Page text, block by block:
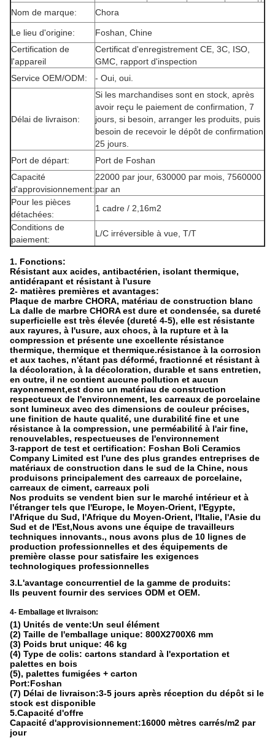
Nom de marque: Chora
Le lieu d'origine:
Foshan, Chine
Certification de
l'appareil
Certificat d'enregistrement CE, 3C, ISO,
GMC, rapport d'inspection
Service OEM/ODM:
- Oui, oui.
Délai de livraison:
Si les marchandises sont en stock, après
avoir reçu le paiement de confirmation, 7
jours, si besoin, arranger les produits, puis
besoin de recevoir le dépôt de confirmation
25 jours.
Port de départ:
Port de Foshan
Capacité
d'approvisionnement:
22000 par jour, 630000 par mois, 7560000
par an
Pour les pièces
détachées:
1 cadre / 2,16m2
Conditions de
paiement:
L/C irréversible à vue, T/T
1. Fonctions:
Résistant aux acides, antibactérien, isolant thermique,
antidérapant et résistant à l'usure
2- matières premières et avantages:
Plaque de marbre CHORA, matériau de construction blanc
La dalle de marbre CHORA est dure et condensée, sa dureté
superficielle est très élevée (dureté 4-5), elle est résistante
aux rayures, à l'usure, aux chocs, à la rupture et à la
compression et présente une excellente résistance
thermique, thermique et thermique.résistance à la corrosion
et aux taches, n'étant pas déformé, fractionné et résistant à
la décoloration, à la décoloration, durable et sans entretien,
en outre, il ne contient aucune pollution et aucun
rayonnement,est donc un matériau de construction
respectueux de l'environnement, les carreaux de porcelaine
sont lumineux avec des dimensions de couleur précises,
une finition de haute qualité, une durabilité fine et une
résistance à la compression, une perméabilité à l'air fine,
renouvelables, respectueuses de l'environnement
3-rapport de test et certification: Foshan Boli Ceramics
Company Limited est l'une des plus grandes entreprises de
matériaux de construction dans le sud de la Chine, nous
produisons principalement des carreaux de porcelaine,
carreaux de ciment, carreaux poli
Nos produits se vendent bien sur le marché intérieur et à
l'étranger tels que l'Europe, le Moyen-Orient, l'Egypte,
l'Afrique du Sud, l'Afrique du Moyen-Orient, l'Italie, l'Asie du
Sud et de l'Est,Nous avons une équipe de travailleurs
techniques innovants., nous avons plus de 10 lignes de
production professionnelles et des équipements de
première classe pour satisfaire les exigences
technologiques professionnelles
3.L'avantage concurrentiel de la gamme de produits:
Ils peuvent fournir des services ODM et OEM.
4- Emballage et livraison:
(1) Unités de vente:Un seul élément
(2) Taille de l'emballage unique: 800X2700X6 mm
(3) Poids brut unique: 46 kg
(4) Type de colis: cartons standard à l'exportation et
palettes en bois
(5), palettes fumigées + carton
Port:Foshan
(7) Délai de livraison:3-5 jours après réception du dépôt si le
stock est disponible
5.Capacité d'offre
Capacité d'approvisionnement:16000 mètres carrés/m2 par
jour